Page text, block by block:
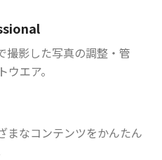
撮影した写真の調整・管
エア。
まなコンテンツをかんたん